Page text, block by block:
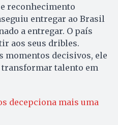
reconhecimento
entregar ao Brasil
a entregar. O país
aos seus dribles.
momentos decisivos, ele
transformar talento em
decepciona mais uma